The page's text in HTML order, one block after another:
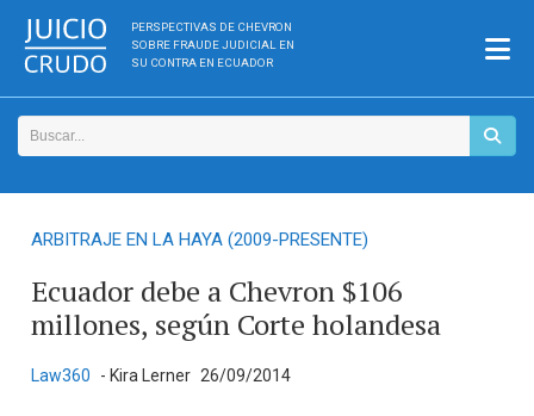
PERSPECTIVAS DE CHEVRON
SOBRE FRAUDE JUDICIAL EN
SU CONTRA EN ECUADOR
ARBITRAJE EN LA HAYA (2009-PRESENTE)
Ecuador debe a Chevron $106
millones, según Corte holandesa
Law360 - Kira Lerner 26/09/2014